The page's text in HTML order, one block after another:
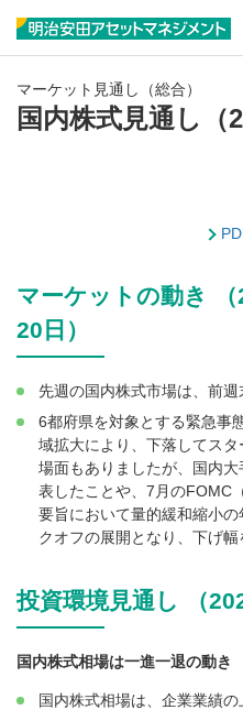
マーケット見通し（総合）
国内株式見通し（
マーケットの動き （
20日）
先週の国内株式市場は、前週
6都府県を対象とする緊急事
域拡大により、下落してス
場面もありましたが、国内
表したことや、7月のFOMC
要旨において量的緩和縮小
クオフの展開となり、下げ幅
投資環境見通し （
国内株式相場は一進一退の動き
国内株式相場は、企業業績